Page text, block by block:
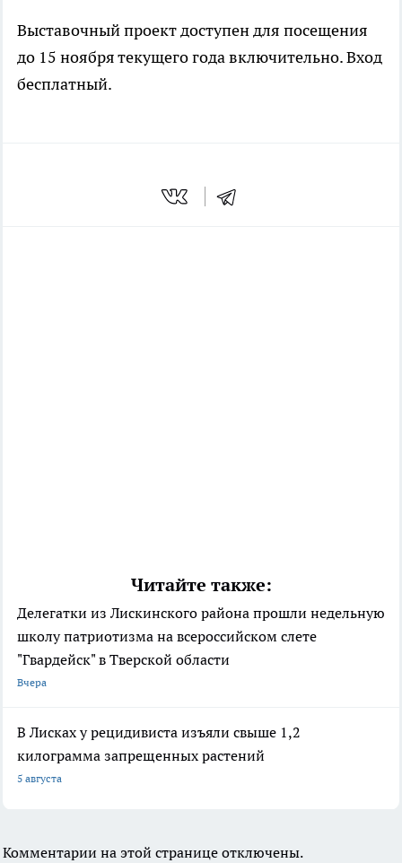
Выставочный проект доступен для посещения
до 15 ноября текущего года включительно. Вход
бесплатный.
Читайте также:
Делегатки из Лискинского района прошли недельную
школу патриотизма на всероссийском слете
"Гвардейск" в Тверской области
Вчера
В Лисках у рецидивиста изъяли свыше 1,2
килограмма запрещенных растений
5 августа
Комментарии на этой странице отключены.